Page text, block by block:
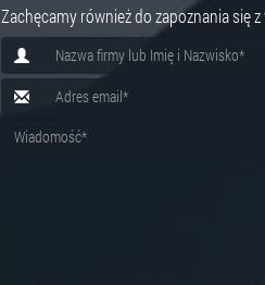
Zachęcamy również do zapoznania się